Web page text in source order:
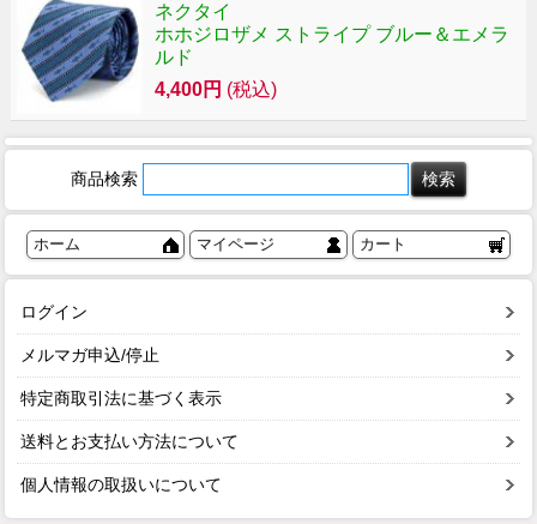
ネクタイ
ホホジロザメ ストライプ ブルー＆エメラ
ルド
4,400円 (税込)
商品検索
ホーム マイページ カート
ログイン
メルマガ申込/停止
特定商取引法に基づく表示
送料とお支払い方法について
個人情報の取扱いについて